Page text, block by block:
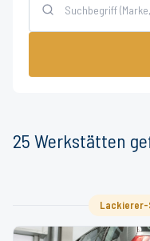
25 Werkstätten
Lackierer-